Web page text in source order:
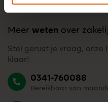
Meer weten over
Stel gerust je vraag, onze
klaar!
0341-760088
Bereikbaar van